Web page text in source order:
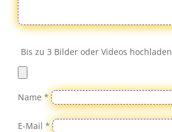
Bis zu 3 Bilder oder Videos hochladen
Name*
E-Mail*